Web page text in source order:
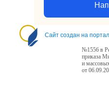
Сайт создан на
№1556 в
приказа
и
от